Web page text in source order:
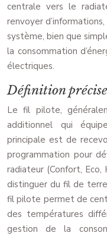
centrale vers le
renvoyer
système, bien que
la consommation
électriques.
Définition précise
Le fil pilote,
additionnel qui
principale est de
programmation pour
radiateur (Confort,
distinguer du fil de
fil pilote permet de
des températures
gestion de la